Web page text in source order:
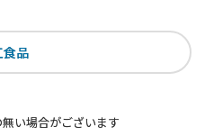
食品
い場合がございます